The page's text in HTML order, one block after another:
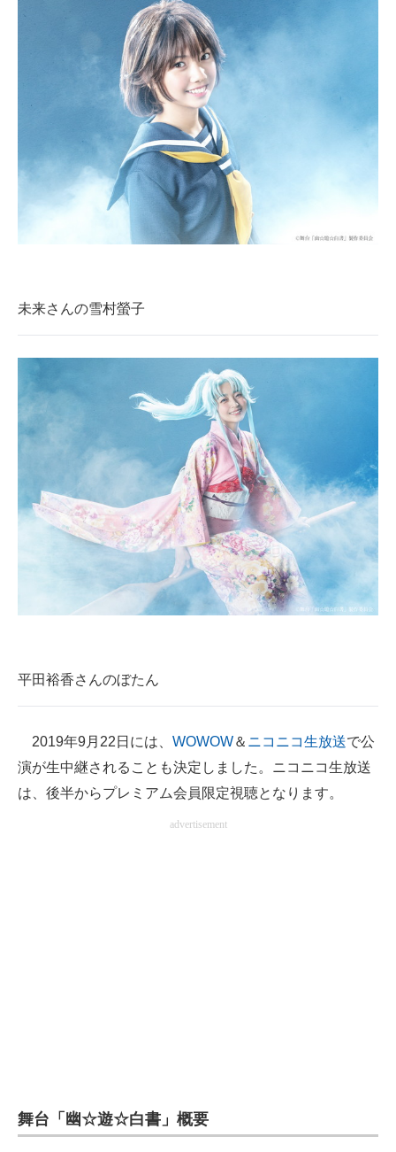
未来さんの雪村螢子
平田裕香さんのぼたん
2019年9月22日には、 WOWOW＆ ニコニコ生放送で公
演が生中継されることも決定しました。ニコニコ生放送
は、後半からプレミアム会員限定視聴となります。
advertisement
舞台「幽☆遊☆白書」概要